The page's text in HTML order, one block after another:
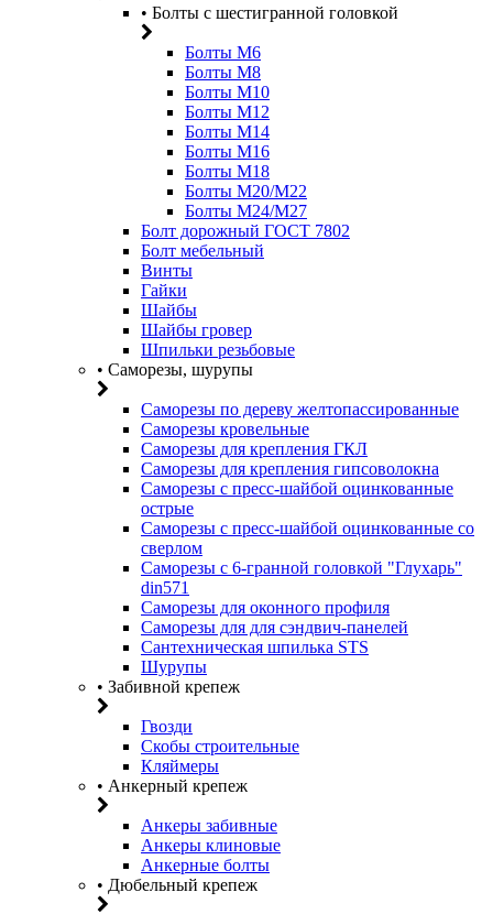
• Болты с шестигранной головкой
Болты М6
Болты М8
Болты М10
Болты М12
Болты М14
Болты М16
Болты М18
Болты М20/M22
Болты М24/М27
Болт дорожный ГОСТ 7802
Болт мебельный
Винты
Гайки
Шайбы
Шайбы гровер
Шпильки резьбовые
• Саморезы, шурупы
Саморезы по дереву желтопассированные
Саморезы кровельные
Саморезы для крепления ГКЛ
Саморезы для крепления гипсоволокна
Саморезы с пресс-шайбой оцинкованные
острые
Саморезы с пресс-шайбой оцинкованные со
сверлом
Саморезы с 6-гранной головкой "Глухарь"
din571
Саморезы для оконного профиля
Саморезы для для сэндвич-панелей
Сантехническая шпилька STS
Шурупы
• Забивной крепеж
Гвозди
Скобы строительные
Кляймеры
• Анкерный крепеж
Анкеры забивные
Анкеры клиновые
Анкерные болты
• Дюбельный крепеж